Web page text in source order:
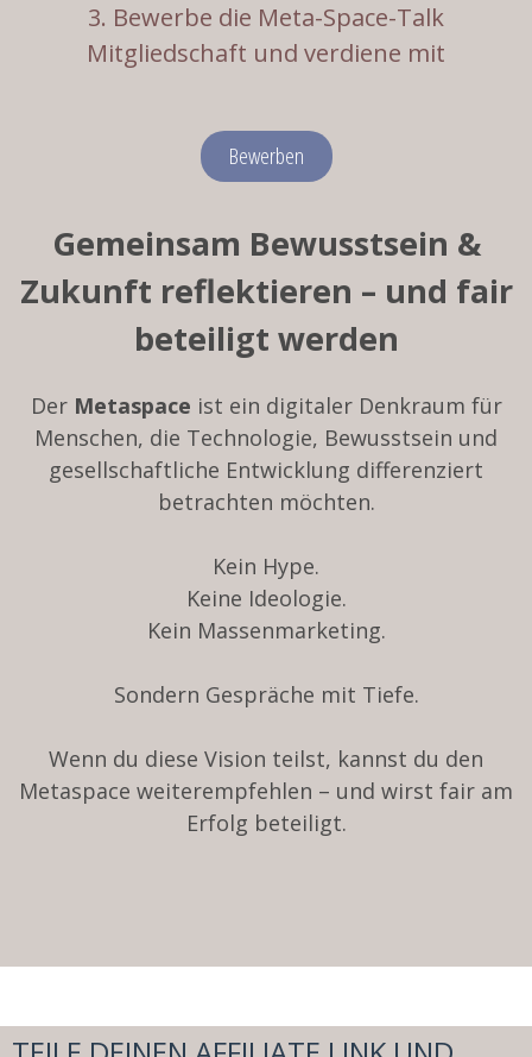
3. Bewerbe die Meta-Space-Talk
Mitgliedschaft und verdiene mit
Bewerben
Gemeinsam Bewusstsein &
Zukunft reflektieren – und fair
beteiligt werden
Der Metaspace ist ein digitaler Denkraum für
Menschen, die Technologie, Bewusstsein und
gesellschaftliche Entwicklung differenziert
betrachten möchten.
Kein Hype.
Keine Ideologie.
Kein Massenmarketing.
Sondern Gespräche mit Tiefe.
Wenn du diese Vision teilst, kannst du den
Metaspace weiterempfehlen – und wirst fair am
Erfolg beteiligt.